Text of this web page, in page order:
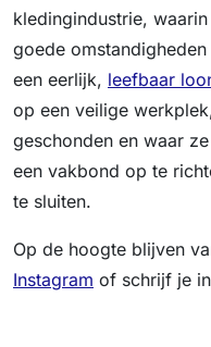
kledingindustrie,
goede
een eerlijk, leefbaar
op een veilige
geschonden en waar
een vakbond op te
te sluiten.
Op de hoogte blijven
Instagram of schrijf je